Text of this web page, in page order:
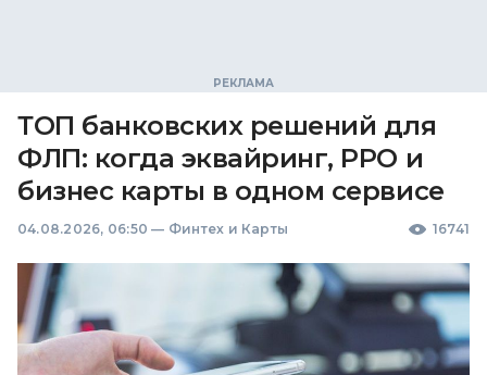
ТОП банковских решений для
ФЛП: когда эквайринг, РРО и
бизнес карты в одном сервисе
04.08.2026, 06:50 — Финтех и Карты 16741